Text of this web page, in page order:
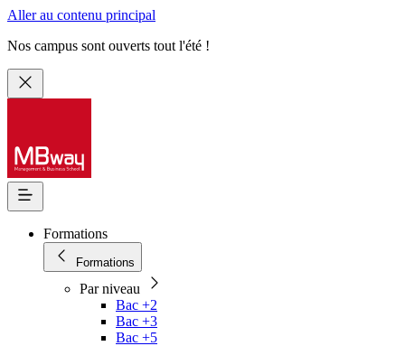
Aller au contenu principal
Nos campus sont ouverts tout l'été !
Formations
Formations
Par niveau
Bac +2
Bac +3
Bac +5